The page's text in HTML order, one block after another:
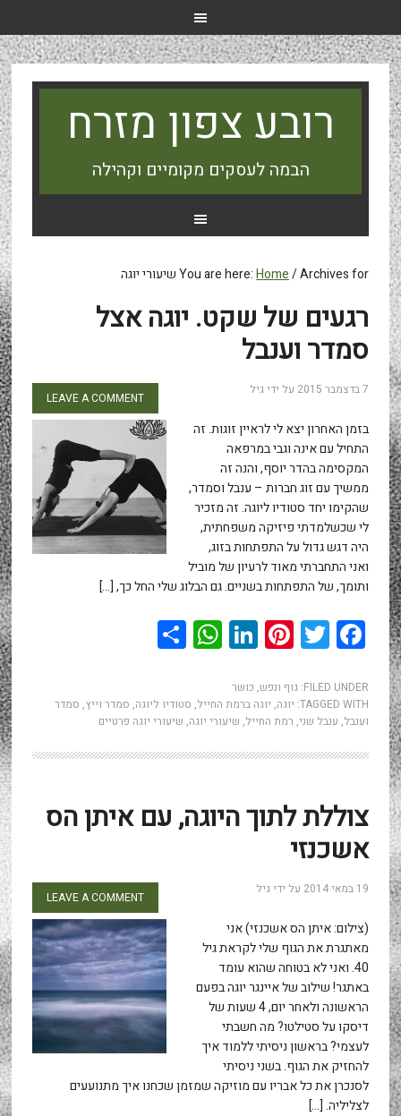
רובע צפון מזרח
הבמה לעסקים מקומיים וקהילה
You are here:Home/Archives for שיעורי יוגה
רגעים של שקט. יוגה אצל
סמדר וענבל
7 בדצמבר 2015 על ידיגיל
LEAVE A COMMENT
בזמן האחרון יצא לי לראיין זוגות. זה
התחיל עם אינה וגבי במרפאה
המקסימה בהדר יוסף, והנה זה
ממשיך עם זוג חברות – ענבל וסמדר,
שהקימו יחד סטודיו ליוגה. זה מזכיר
לי שכשלמדתי פיזיקה משפחתית,
היה דגש גדול על התפתחות בזוג,
ואני התחברתי מאוד לרעיון של מוביל
ותומך, של התפתחות בשניים. גם הבלוג שלי החל כך, […]
Facebook
Twitter
Pinterest
LinkedIn
WhatsApp
Share
FILED UNDER: גוף ונפש, כושר
TAGGED WITH: יוגה, יוגה ברמת החייל, סטודיו ליוגה, סמדר וייץ, סמדר
וענבל, ענבל שני, רמת החייל, שיעורי יוגה, שיעורי יוגה פרטיים
צוללת לתוך היוגה, עם איתן הס
אשכנזי
19 במאי 2014 על ידיגיל
LEAVE A COMMENT
(צילום: איתן הס אשכנזי) אני
מאתגרת את הגוף שלי לקראת גיל
40. ואני לא בטוחה שהוא עומד
באתגר! שילוב של איינגר יוגה בפעם
הראשונה ולאחר יום, 4 שעות של
דיסקו על סטילטו? מה חשבתי
לעצמי? בראשון ניסיתי ללמוד איך
להחזיק את הגוף. בשני ניסיתי
לסנכרן את כל אבריו עם מוזיקה שמזמן שכחנו איך מתנועעים
לצליליה. […]